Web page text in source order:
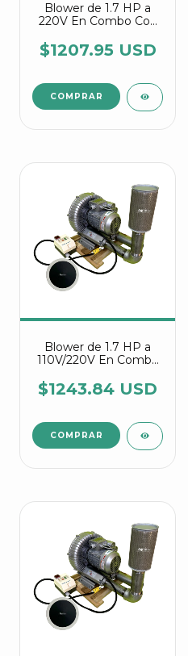
Blower de 1.7 HP a
220V En Combo Con
$1207.95 USD
Blower de 1.7 HP a
110V/220V En Combo
Agrair
$1243.84 USD